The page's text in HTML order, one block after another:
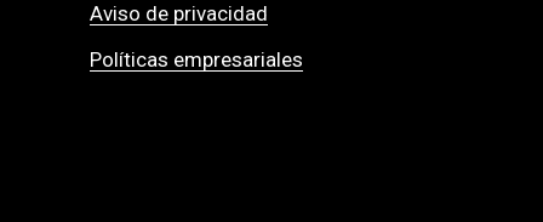
Aviso de privacidad
Políticas empresariales